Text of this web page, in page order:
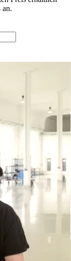
an.